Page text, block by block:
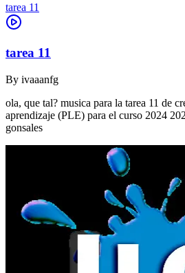
tarea 11
tarea 11
By ivaaanfg
ola, que tal? musica para la tarea 11 de
aprendizaje (PLE) para el curso 2024
gonsales